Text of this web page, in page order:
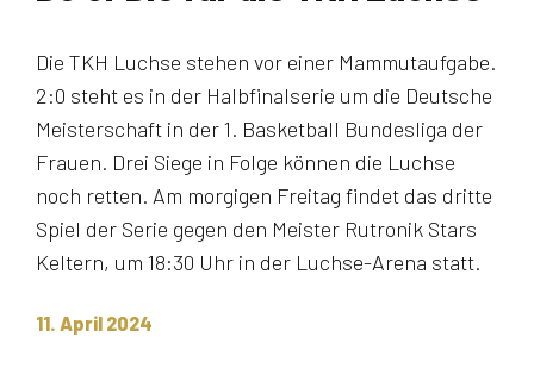
Die TKH Luchse stehen vor einer Mammutaufgabe.
2:0 steht es in der Halbfinalserie um die Deutsche
Meisterschaft in der 1. Basketball Bundesliga der
Frauen. Drei Siege in Folge können die Luchse
noch retten. Am morgigen Freitag findet das dritte
Spiel der Serie gegen den Meister Rutronik Stars
Keltern, um 18:30 Uhr in der Luchse-Arena statt.
11. April 2024